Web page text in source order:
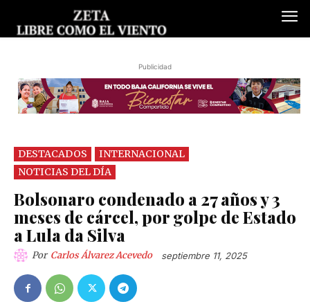
Publicidad
DESTACADOS
INTERNACIONAL
NOTICIAS DEL DÍA
Bolsonaro condenado a 27 años y 3
meses de cárcel, por golpe de Estado
a Lula da Silva
Por Carlos Álvarez Acevedo septiembre 11, 2025